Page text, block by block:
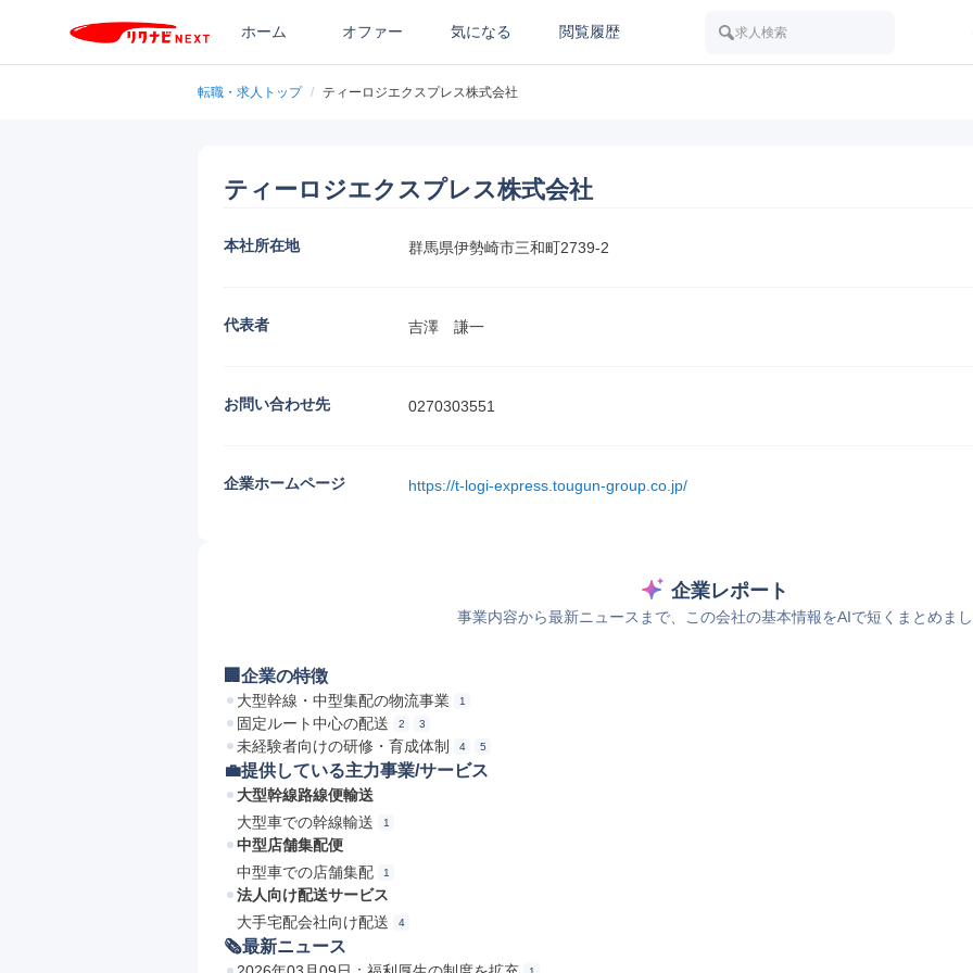
ホーム オファー 気になる 閲覧履歴 求人検索
転職・求人トップ / ティーロジエクスプレス株式会社
ティーロジエクスプレス株式会社
本社所在地 群馬県伊勢崎市三和町2739-2
代表者 吉澤　謙一
お問い合わせ先 0270303551
企業ホームページ https://t-logi-express.tougun-group.co.jp/
企業レポート
事業内容から最新ニュースまで、この会社の基本情報をAIで短くまとめま
🏢企業の特徴
大型幹線・中型集配の物流事業 1
固定ルート中心の配送 2 3
未経験者向けの研修・育成体制 4 5
💼提供している主力事業/サービス
大型幹線路線便輸送
大型車での幹線輸送
1
中型店舗集配便
中型車での店舗集配
1
法人向け配送サービス
大手宅配会社向け配送
4
🗞最新ニュース